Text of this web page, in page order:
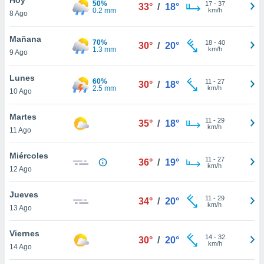
y
en
más
de
8 Ago
50%
0.2 mm
33° / 18° 17- 37
km/h
Mañana
9 Ago
70%
1.3 mm
30° / 20° 18- 40
km/h
Lunes
10 Ago
60%
2.5 mm
30° / 18° 11 - 27
km/h
Martes
11 Ago
35° / 18° 11 - 29
km/h
Miércoles
12 Ago
36° / 19° 11 - 27
km/h
Jueves
13 Ago
34° / 20° 11 - 29
km/h
Viernes
14 Ago
30° / 20° 14- 32
km/h